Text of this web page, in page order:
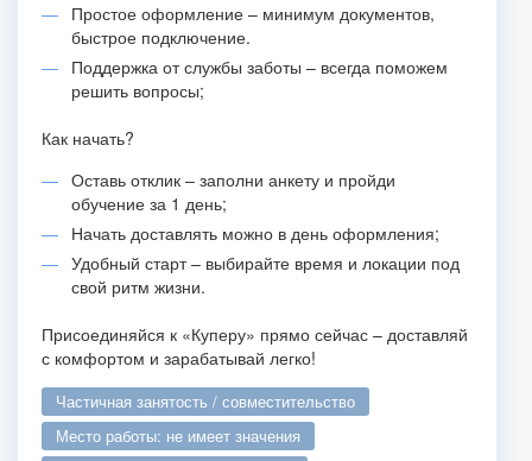
Простое оформление – минимум документов,
быстрое подключение.
Поддержка от службы заботы – всегда поможем
решить вопросы;
Как начать?
Оставь отклик – заполни анкету и пройди
обучение за 1 день;
Начать доставлять можно в день оформления;
Удобный старт – выбирайте время и локации под
свой ритм жизни.
Присоединяйся к «Куперу» прямо сейчас – доставляй
с комфортом и зарабатывай легко!
частичная занятость / совместительство
место работы: не имеет значения